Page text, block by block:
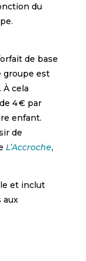
du
de base
groupe est
À cela
4 € par
enfant.
de
L’Accroche,
et inclut
aux